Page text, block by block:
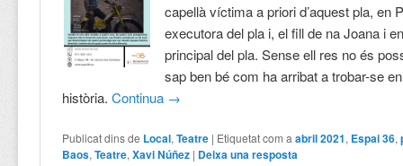
capellà víctima a priori d’aquest pla, en
executora del pla i, el fill de na Joana i
principal del pla. Sense ell res no és
sap ben bé com ha arribat a trobar-se
història.Continua →
Publicat dins de Local,Teatre | Etiquetat com a abril 2021, Espai 36,
Baos,Teatre,Xavi Núñez | Deixa una resposta